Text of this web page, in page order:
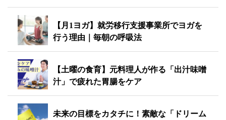
【月1ヨガ】就労移行支援事業所でヨガを
行う理由｜毎朝の呼吸法
【土曜の食育】元料理人が作る「出汁味噌
汁」で疲れた胃腸をケア
未来の目標をカタチに！素敵な「ドリーム